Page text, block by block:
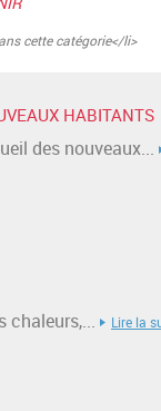
cette catégorie</li>
HABITANTS
des nouveaux...
chaleurs,... Lire la